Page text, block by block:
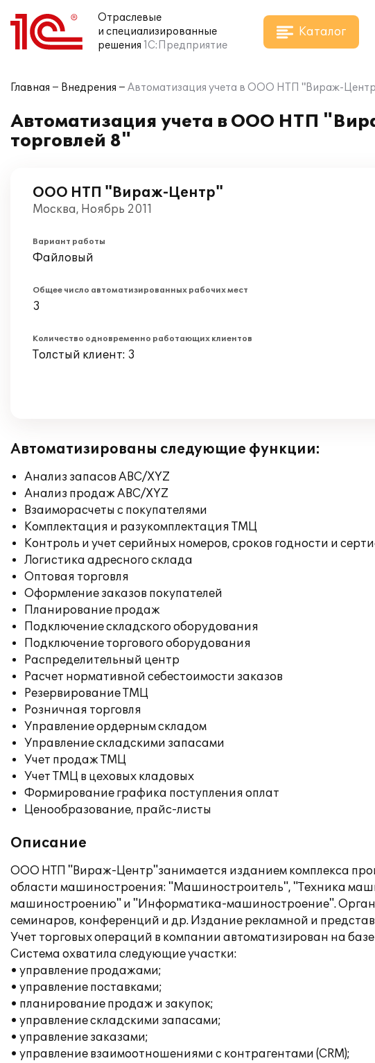
Отраслевые
и специализированные
решения 1С:Предприятие
Каталог
Главная Внедрения Автоматизация учета в ООО НТП "Вираж-
Автоматизация учета в ООО НТП
торговлей 8"
ООО НТП "Вираж-Центр"
Москва, Ноябрь 2011
Вариант работы
Файловый
Общее число автоматизированных рабочих мест
3
Количество одновременно работающих клиентов
Толстый клиент: 3
Автоматизированы следующие функции:
Анализ запасов ABC/XYZ
Анализ продаж ABC/XYZ
Взаиморасчеты с покупателями
Комплектация и разукомплектация ТМЦ
Контроль и учет серийных номеров, сроков годности и
Логистика адресного склада
Оптовая торговля
Оформление заказов покупателей
Планирование продаж
Подключение складского оборудования
Подключение торгового оборудования
Распределительный центр
Расчет нормативной себестоимости заказов
Резервирование ТМЦ
Розничная торговля
Управление ордерным складом
Управление складскими запасами
Учет продаж ТМЦ
Учет ТМЦ в цеховых кладовых
Формирование графика поступления оплат
Ценообразование, прайс-листы
Описание
ООО НТП "Вираж-Центр"занимается изданием комплекса
области машиностроения: "Машиностроитель", "Техника
машиностроению" и "Информатика-машиностроение".
семинаров, конференций и др. Издание рекламной и
Учет торговых операций в компании автоматизирован на
Система охватила следующие участки:
• управление продажами;
• управление поставками;
• планирование продаж и закупок;
• управление складскими запасами;
• управление заказами;
• управление взаимоотношениями с контрагентами (CRM);